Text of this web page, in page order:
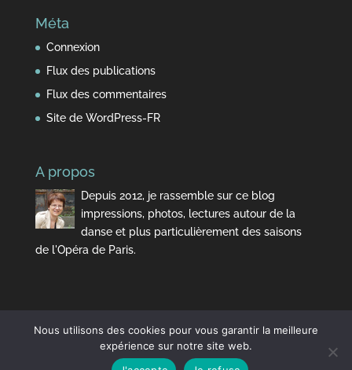
Méta
Connexion
Flux des publications
Flux des commentaires
Site de WordPress-FR
A propos
Depuis 2012, je rassemble sur ce blog
impressions, photos, lectures autour de la
danse et plus particulièrement des saisons
de l'Opéra de Paris.
Nous utilisons des cookies pour vous garantir la meilleure
expérience sur notre site web.